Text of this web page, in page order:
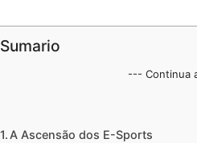
Sumario
--- Continua
A Ascensão dos E-Sports